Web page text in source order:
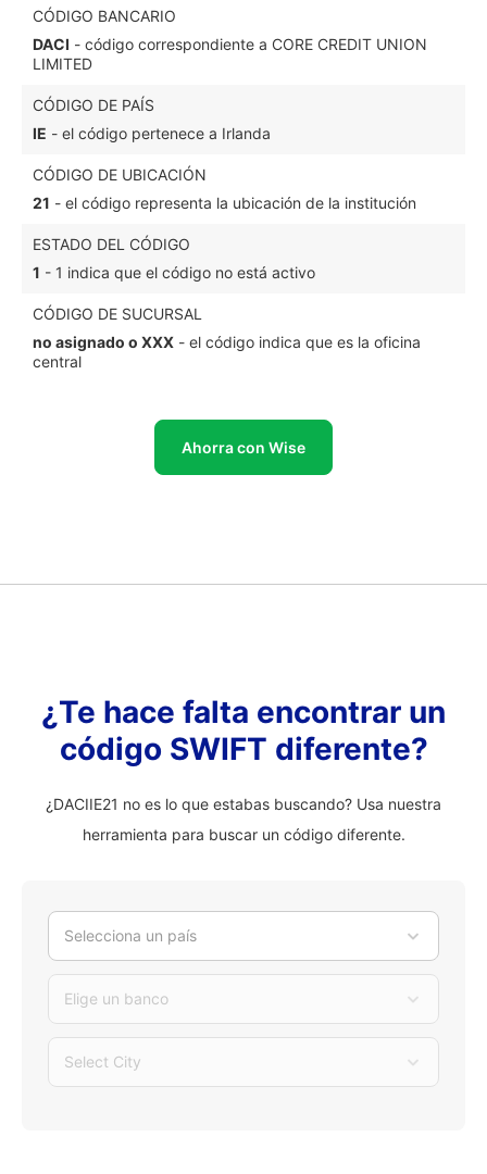
CÓDIGO BANCARIO
DACI - código correspondiente a CORE CREDIT UNION
LIMITED
CÓDIGO DE PAÍS
IE - el código pertenece a Irlanda
CÓDIGO DE UBICACIÓN
21 - el código representa la ubicación de la institución
ESTADO DEL CÓDIGO
1 - 1 indica que el código no está activo
CÓDIGO DE SUCURSAL
no asignado o XXX - el código indica que es la oficina
central
Ahorra con Wise
¿Te hace falta encontrar un
código SWIFT diferente?
¿DACIIE21 no es lo que estabas buscando? Usa nuestra
herramienta para buscar un código diferente.
Selecciona un país
Elige un banco
Select City